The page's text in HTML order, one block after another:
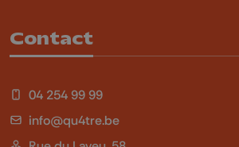
Contact
04 254 99 99
info@qu4tre.be